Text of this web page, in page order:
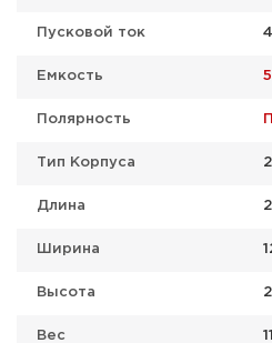
Пусковой ток
Емкость
Полярность
Тип Корпуса
Длина
Ширина
Высота
Вес